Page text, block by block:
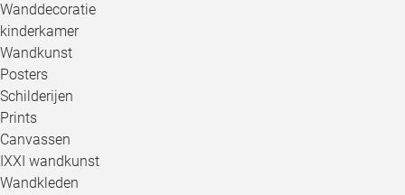
Wanddecoratie
kinderkamer
Wandkunst
Posters
Schilderijen
Prints
Canvassen
IXXI wandkunst
Wandkleden